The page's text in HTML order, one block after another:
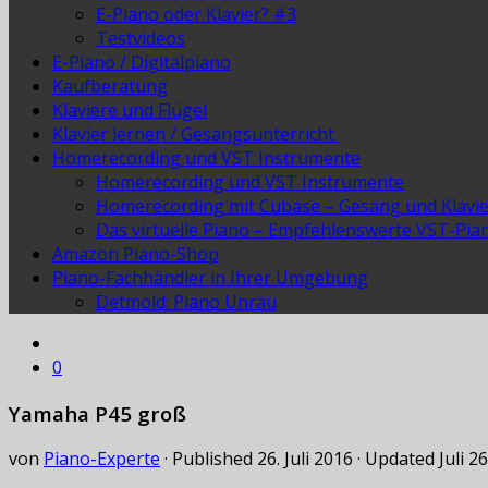
E-Piano oder Klavier? #3
Testvideos
E-Piano / Digitalpiano
Kaufberatung
Klaviere und Flügel
Klavier lernen / Gesangsunterricht
Homerecording und VST Instrumente
Homerecording und VST Instrumente
Homerecording mit Cubase – Gesang und
Das virtuelle Piano – Empfehlenswerte VST-
Amazon Piano-Shop
Piano-Fachhändler in Ihrer Umgebung
Detmold: Piano Unrau
0
Yamaha P45 groß
von Piano-Experte · Published 26. Juli 2016 · Updated Juli